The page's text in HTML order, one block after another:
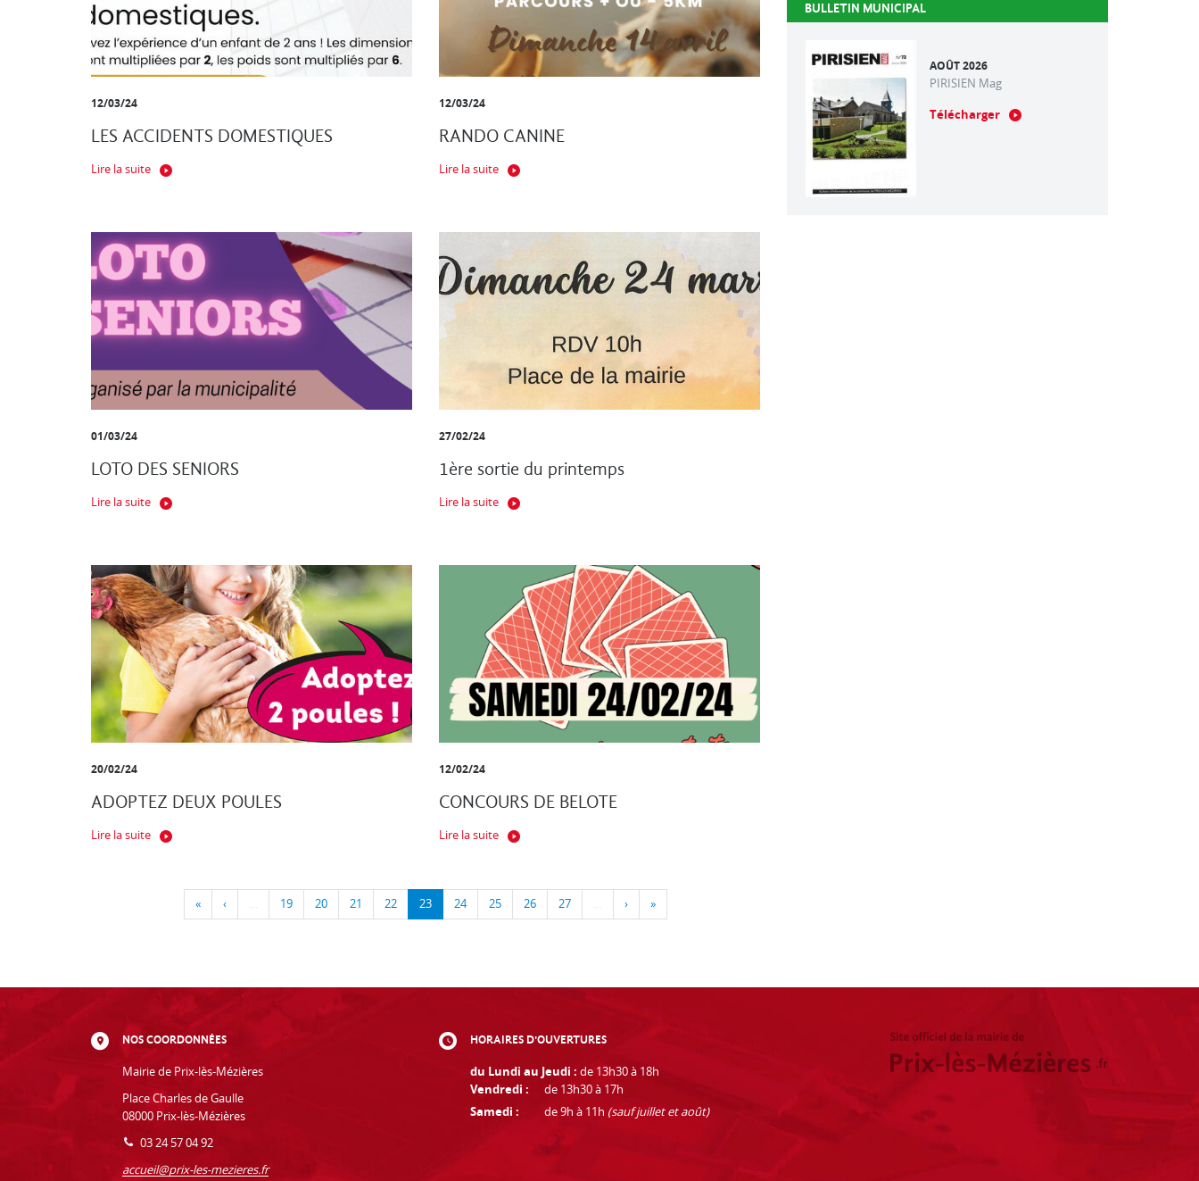
12/03/24
LES ACCIDENTS DOMESTIQUES
Lire la suite
12/03/24
RANDO CANINE
Lire la suite
01/03/24
LOTO DES SENIORS
Lire la suite
27/02/24
1ère sortie du printemps
Lire la suite
20/02/24
ADOPTEZ DEUX POULES
Lire la suite
12/02/24
CONCOURS DE BELOTE
Lire la suite
« ‹ … 19 20 21 22 23 24 25 26 27 … › »
BULLETIN MUNICIPAL
AOÛT 2026
PIRISIEN Mag
Télécharger
NOS COORDONNÉES
Mairie de Prix-lès-Mézières
Place Charles de Gaulle
08000 Prix-lès-Mézières
03 24 57 04 92
accueil@prix-les-mezieres.fr
HORAIRES D'OUVERTURES
du Lundi au Jeudi : de 13h30 à 18h
Vendredi :
de 13h30 à 17h
Samedi :
de 9h à 11h (sauf juillet et août)